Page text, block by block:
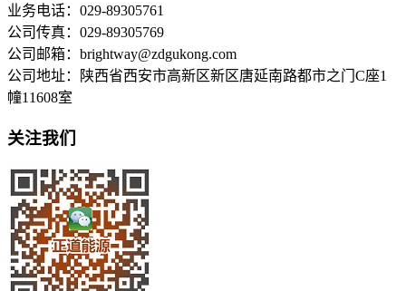
业务电话：029-89305761
公司传真：029-89305769
公司邮箱：brightway@zdgukong.com
公司地址：陕西省西安市高新区新区唐延南路都市之门C座1
幢11608室
关注我们